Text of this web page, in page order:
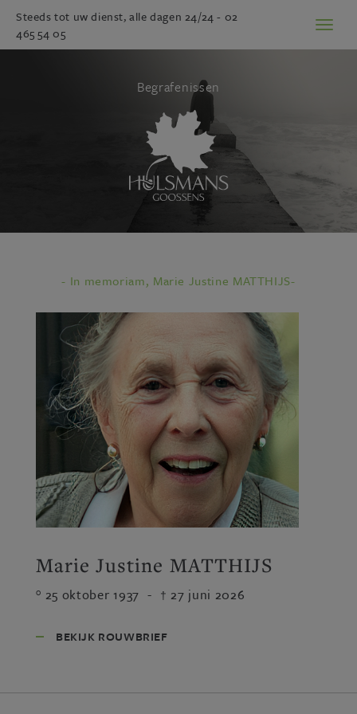
Steeds tot uw dienst, alle dagen 24/24 - 02
465 54 05
Toggle
Begrafenissen
- In memoriam, Marie Justine MATTHIJS-
Marie Justine MATTHIJS
25 oktober 1937 - 27 juni 2026
BEKIJK ROUWBRIEF